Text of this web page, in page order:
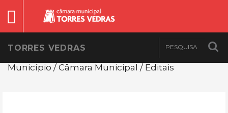
TORRES VEDRAS
Município / Câmara Municipal / Editais